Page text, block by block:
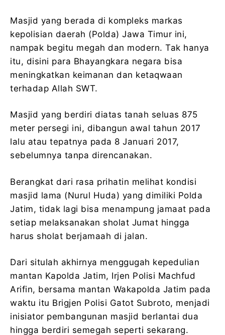
Masjid yang berada di kompleks markas
kepolisian daerah (Polda) Jawa Timur ini,
nampak begitu megah dan modern. Tak hanya
itu, disini para Bhayangkara negara bisa
meningkatkan keimanan dan ketaqwaan
terhadap Allah SWT.
Masjid yang berdiri diatas tanah seluas 875
meter persegi ini, dibangun awal tahun 2017
lalu atau tepatnya pada 8 Januari 2017,
sebelumnya tanpa direncanakan.
Berangkat dari rasa prihatin melihat kondisi
masjid lama (Nurul Huda) yang dimiliki Polda
Jatim, tidak lagi bisa menampung jamaat pada
setiap melaksanakan sholat Jumat hingga
harus sholat berjamaah di jalan.
Dari situlah akhirnya menggugah kepedulian
mantan Kapolda Jatim, Irjen Polisi Machfud
Arifin, bersama mantan Wakapolda Jatim pada
waktu itu Brigjen Polisi Gatot Subroto, menjadi
inisiator pembangunan masjid berlantai dua
hingga berdiri semegah seperti sekarang.